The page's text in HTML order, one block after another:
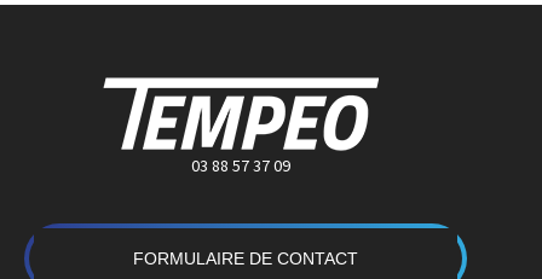
03 88 57 37 09
FORMULAIRE DE CONTACT